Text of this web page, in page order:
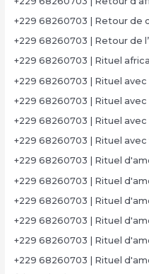
+229 68260703 | Retour de
+229 68260703 | Retour de
+229 68260703 | Rituel
+229 68260703 | Rituel
+229 68260703 | Rituel
+229 68260703 | Rituel avec
+229 68260703 | Rituel
+229 68260703 | Rituel
+229 68260703 | Rituel
+229 68260703 | Rituel
+229 68260703 | Rituel
+229 68260703 | Rituel
+229 68260703 | Rituel